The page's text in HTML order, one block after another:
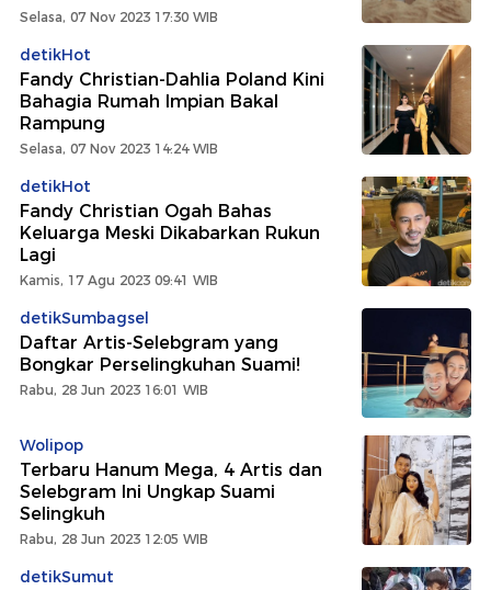
Selasa, 07 Nov 2023 17:30 WIB
detikHot
Fandy Christian-Dahlia Poland Kini
Bahagia Rumah Impian Bakal
Rampung
Selasa, 07 Nov 2023 14:24 WIB
detikHot
Fandy Christian Ogah Bahas
Keluarga Meski Dikabarkan Rukun
Lagi
Kamis, 17 Agu 2023 09:41 WIB
detikSumbagsel
Daftar Artis-Selebgram yang
Bongkar Perselingkuhan Suami!
Rabu, 28 Jun 2023 16:01 WIB
Wolipop
Terbaru Hanum Mega, 4 Artis dan
Selebgram Ini Ungkap Suami
Selingkuh
Rabu, 28 Jun 2023 12:05 WIB
detikSumut